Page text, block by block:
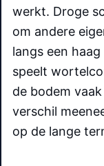
werkt. Droge
om andere
langs een
speelt
de bodem
verschil
op de lange